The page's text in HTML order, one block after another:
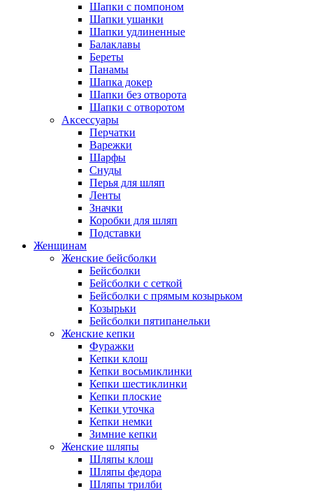
Шапки с помпоном
Шапки ушанки
Шапки удлиненные
Балаклавы
Береты
Панамы
Шапка докер
Шапки без отворота
Шапки с отворотом
Аксессуары
Перчатки
Варежки
Шарфы
Снуды
Перья для шляп
Ленты
Значки
Коробки для шляп
Подставки
Женщинам
Женские бейсболки
Бейсболки
Бейсболки с сеткой
Бейсболки с прямым козырьком
Козырьки
Бейсболки пятипанельки
Женские кепки
Фуражки
Кепки клош
Кепки восьмиклинки
Кепки шестиклинки
Кепки плоские
Кепки уточка
Кепки немки
Зимние кепки
Женские шляпы
Шляпы клош
Шляпы федора
Шляпы трилби